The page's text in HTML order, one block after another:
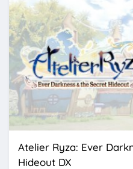
Atelier Ryza: Ever
Hideout DX